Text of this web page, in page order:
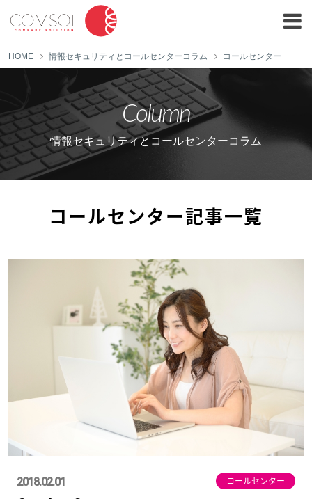
HOME 情報セキュリティとコールセンターコラム コールセンター
Column
情報セキュリティとコールセンターコラム
コールセンター記事一覧
2018.02.01 コールセンター